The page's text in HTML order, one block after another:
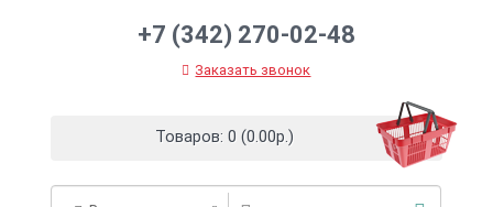
+7 (342) 270-02-48
Заказать звонок
Товаров: 0 (0.00р.)